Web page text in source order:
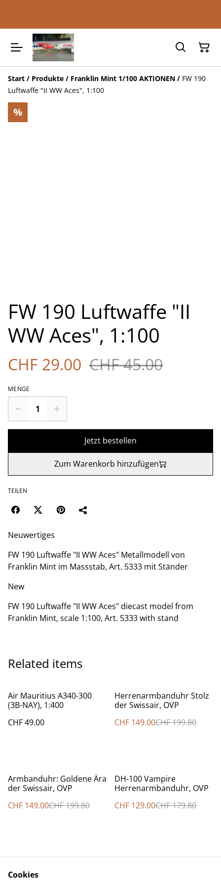
Start / Produkte / Franklin Mint 1/100 AKTIONEN / FW 190
Luftwaffe "II WW Aces", 1:100
%
FW 190 Luftwaffe "II
WW Aces", 1:100
CHF 29.00 CHF 45.00
MENGE
Jetzt bestellen
Zum Warenkorb hinzufügen
TEILEN
Neuwertiges
FW 190 Luftwaffe "II WW Aces" Metallmodell von
Franklin Mint im Massstab, Art. 5333 mit Ständer
New
FW 190 Luftwaffe "II WW Aces" diecast model from
Franklin Mint, scale 1:100, Art. 5333 with stand
Related items
Air Mauritius A340-300
(3B-NAY), 1:400
CHF 49.00
%
Herrenarmbanduhr Stolz
der Swissair, OVP
CHF 149.00CHF 199.80
%
Armbanduhr: Goldene Ära
der Swissair, OVP
CHF 149.00CHF 199.80
%
DH-100 Vampire
Herrenarmbanduhr, OVP
CHF 129.00CHF 179.80
Cookies